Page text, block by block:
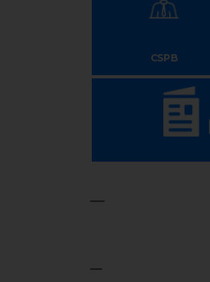
CSPB